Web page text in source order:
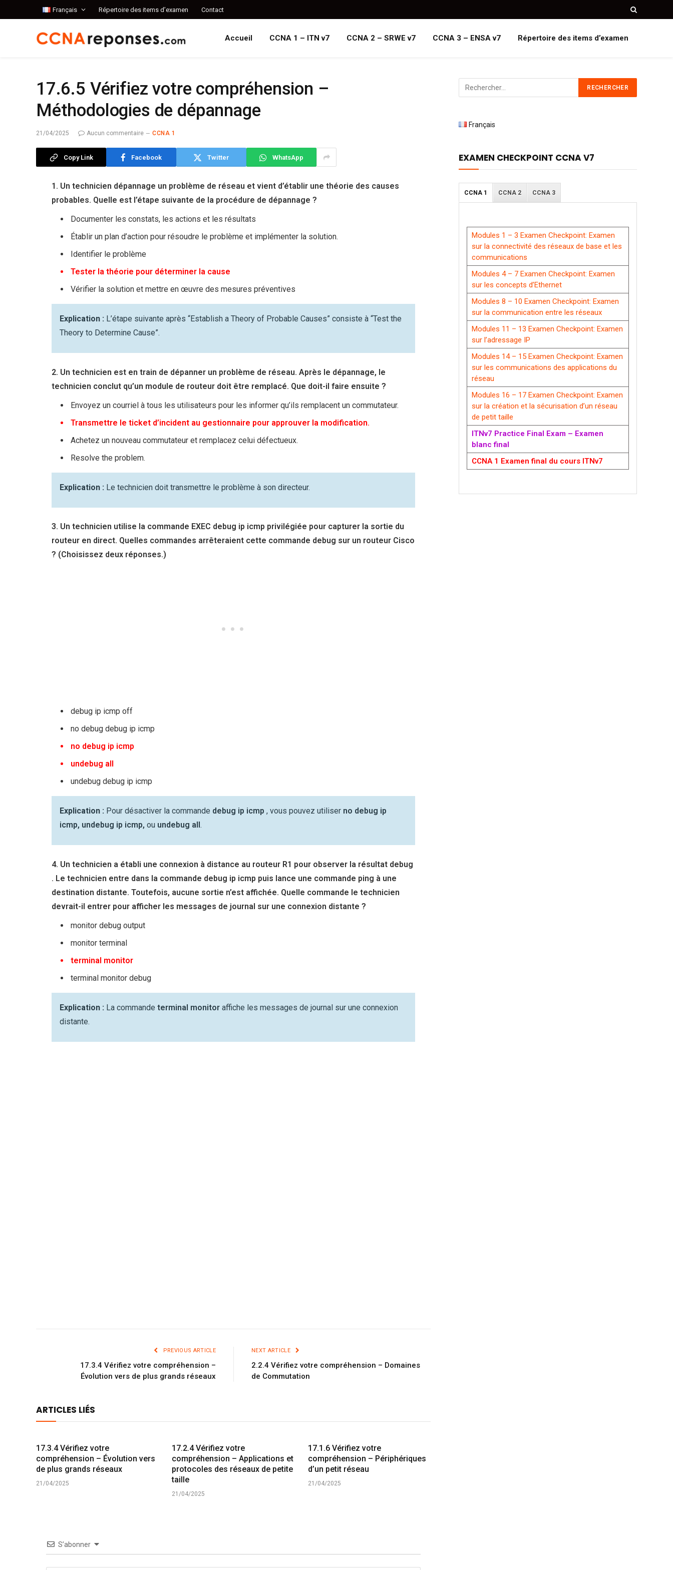
Français Répertoire des items d’examen Contact
Accueil CCNA 1 – ITN v7 CCNA 2 – SRWE v7 CCNA 3 – ENSA v7 Répertoire des items d’examen
17.6.5 Vérifiez votre compréhension –
Méthodologies de dépannage
21/04/2025 Aucun commentaire CCNA 1
Copy Link Facebook Twitter WhatsApp
1. Un technicien dépannage un problème de réseau et vient d’établir une théorie des causes
probables. Quelle est l’étape suivante de la procédure de dépannage ?
Documenter les constats, les actions et les résultats
Établir un plan d’action pour résoudre le problème et implémenter la solution.
Identifier le problème
Tester la théorie pour déterminer la cause
Vérifier la solution et mettre en œuvre des mesures préventives
Explication : L’étape suivante après “Establish a Theory of Probable Causes” consiste à “Test the
Theory to Determine Cause”.
2. Un technicien est en train de dépanner un problème de réseau. Après le dépannage, le
technicien conclut qu’un module de routeur doit être remplacé. Que doit-il faire ensuite ?
Envoyez un courriel à tous les utilisateurs pour les informer qu’ils remplacent un commutateur.
Transmettre le ticket d’incident au gestionnaire pour approuver la modification.
Achetez un nouveau commutateur et remplacez celui défectueux.
Resolve the problem.
Explication : Le technicien doit transmettre le problème à son directeur.
3. Un technicien utilise la commande EXEC debug ip icmp privilégiée pour capturer la sortie du
routeur en direct. Quelles commandes arrêteraient cette commande debug sur un routeur Cisco
? (Choisissez deux réponses.)
debug ip icmp off
no debug debug ip icmp
no debug ip icmp
undebug all
undebug debug ip icmp
Explication : Pour désactiver la commande debug ip icmp , vous pouvez utiliser no debug ip
icmp, undebug ip icmp, ou undebug all .
4. Un technicien a établi une connexion à distance au routeur R1 pour observer la résultat debug
. Le technicien entre dans la commande debug ip icmp puis lance une commande ping à une
destination distante. Toutefois, aucune sortie n’est affichée. Quelle commande le technicien
devrait-il entrer pour afficher les messages de journal sur une connexion distante ?
monitor debug output
monitor terminal
terminal monitor
terminal monitor debug
Explication : La commande terminal monitor affiche les messages de journal sur une connexion
distante.
PREVIOUS ARTICLE
17.3.4 Vérifiez votre compréhension –
Évolution vers de plus grands réseaux
NEXT ARTICLE
2.2.4 Vérifiez votre compréhension – Domaines
de Commutation
ARTICLES LIÉS
17.3.4 Vérifiez votre
compréhension – Évolution vers
de plus grands réseaux
21/04/2025
17.2.4 Vérifiez votre
compréhension – Applications et
protocoles des réseaux de petite
taille
21/04/2025
17.1.6 Vérifiez votre
compréhension – Périphériques
d’un petit réseau
21/04/2025
S’abonner
Français
EXAMEN CHECKPOINT CCNA V7
CCNA 1 CCNA 2 CCNA 3
Modules 1 – 3 Examen Checkpoint: Examen
sur la connectivité des réseaux de base et les
communications
Modules 4 – 7 Examen Checkpoint: Examen
sur les concepts d’Ethernet
Modules 8 – 10 Examen Checkpoint: Examen
sur la communication entre les réseaux
Modules 11 – 13 Examen Checkpoint: Examen
sur l’adressage IP
Modules 14 – 15 Examen Checkpoint: Examen
sur les communications des applications du
réseau
Modules 16 – 17 Examen Checkpoint: Examen
sur la création et la sécurisation d’un réseau
de petit taille
ITNv7 Practice Final Exam – Examen
blanc final
CCNA 1 Examen final du cours ITNv7